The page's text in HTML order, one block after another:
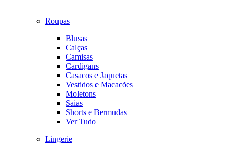
Roupas
Blusas
Calças
Camisas
Cardigans
Casacos e Jaquetas
Vestidos e Macacões
Moletons
Saias
Shorts e Bermudas
Ver Tudo
Lingerie